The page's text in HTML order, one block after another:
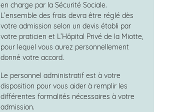
en charge par la Sécurité Sociale.
L’ensemble des frais devra être réglé dès
votre admission selon un devis établi par
votre praticien et L’Hôpital Privé de la Miotte,
pour lequel vous aurez personnellement
donné votre accord.
Le personnel administratif est à votre
disposition pour vous aider à remplir les
différentes formalités nécessaires à votre
admission.